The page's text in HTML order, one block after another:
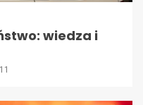
wiedza i
11